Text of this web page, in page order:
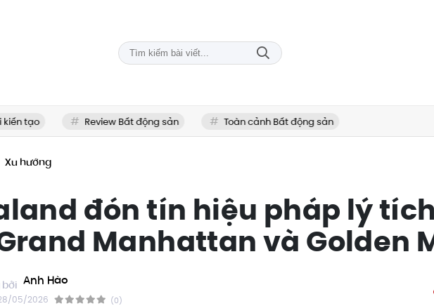
tạo Review Bất động sản Toàn cảnh Bất động sản
Xu hướng
đón tín hiệu pháp lý
Manhattan và Golden
Anh Hào
05/2026 (0)